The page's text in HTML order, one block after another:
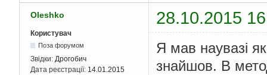
Oleshko 28.10.2015
Користувач
Поза форумом
Звідки: Дрогобич
Дата реєстрації: 14.01.2015
Я мав наувазі
знайшов. В